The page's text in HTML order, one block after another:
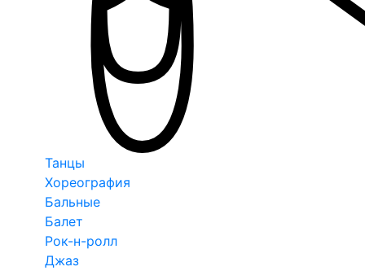
Танцы
Хореография
Бальные
Балет
Рок-н-ролл
Джаз